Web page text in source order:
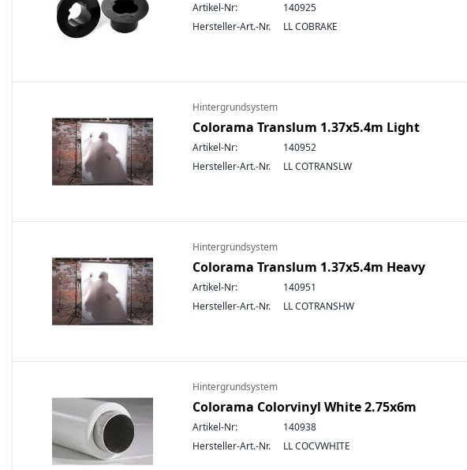
Artikel-Nr:
140925
Hersteller-Art.-Nr.
LL COBRAKE
Hintergrundsystem
Colorama Translum 1.37x5.4m Light
Artikel-Nr:
140952
Hersteller-Art.-Nr.
LL COTRANSLW
Hintergrundsystem
Colorama Translum 1.37x5.4m Heavy
Artikel-Nr:
140951
Hersteller-Art.-Nr.
LL COTRANSHW
Hintergrundsystem
Colorama Colorvinyl White 2.75x6m
Artikel-Nr:
140938
Hersteller-Art.-Nr.
LL COCVWHITE